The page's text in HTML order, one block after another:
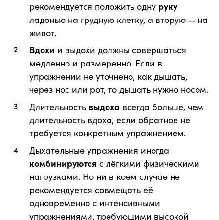
рекомендуется положить одну руку
ладонью на грудную клетку, а вторую — на
живот.
Вдохи и выдохи должны совершаться
медленно и размеренно. Если в
упражнении не уточнено, как дышать,
через нос или рот, то дышать нужно носом.
Длительность выдоха всегда больше, чем
длительность вдоха, если обратное не
требуется конкретным упражнением.
Дыхательные упражнения иногда
комбинируются с лёгкими физическими
нагрузками. Но ни в коем случае не
рекомендуется совмещать её
одновременно с интенсивными
упражнениями, требующими высокой